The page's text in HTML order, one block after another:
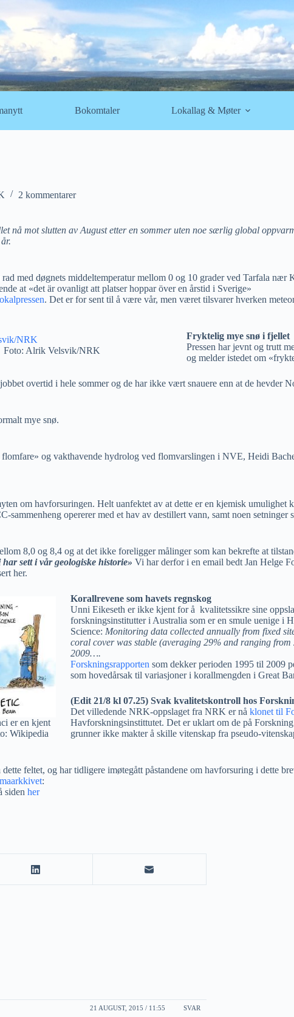
Bokomtaler Lokallag & Møter
2 kommentarer
nå mot slutten av August etter en sommer uten noe særlig global
med døgnets middeltemperatur mellom 0 og 10 grader ved Tarfala
at «det är ovanligt att platser hoppar över en årstid i Sverige»
. Det er for sent til å være vår, men været tilsvarer hverken
Foto: Alrik Velsvik/NRK
Fryktelig mye snø i fjellet
Pressen har jevnt og trutt
og melder istedet om
overtid i hele sommer og de har ikke vært snauere enn at de hevder
mye snø.
og vakthavende hydrolog ved flomvarslingen i NVE, Heidi
om havforsuringen. Helt uanfektet av at dette er en kjemisk umulighet
opererer med et hav av destillert vann, samt noen
8,0 og 8,4 og at det ikke foreligger målinger som kan bekrefte at
sett i vår geologiske historie» Vi har derfor i en email bedt Jan Helge
her.
er en kjent
Wikipedia
Korallrevene som havets regnskog
Unni Eikeseth er ikke kjent for å kvalitetssikre sine
forskningsinstitutter i Australia som er en smule uenige i
Science: Monitoring data collected annually from fixed
coral cover was stable (averaging 29% and ranging
2009….
Forskningsrapporten som dekker perioden 1995 til 2009
som hovedårsak til variasjoner i korallmengden i Great
(Edit 21/8 kl 07.25) Svak kvalitetskontroll hos
Det villedende NRK-oppslaget fra NRK er nå klonet til
Havforskningsinstittutet. Det er uklart om de på
grunner ikke makter å skille vitenskap fra pseudo-
feltet, og har tidligere imøtegått påstandene om havforsuring i dette
:
siden her
21 AUGUST, 2015 / 11:55 SVAR